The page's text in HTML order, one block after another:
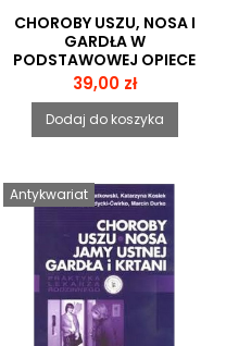
CHOROBY USZU, NOSA I
GARDŁA W
PODSTAWOWEJ OPIECE
ZDROWOTNEJ
Cena
39,00 zł
Dodaj do koszyka
Antykwariat